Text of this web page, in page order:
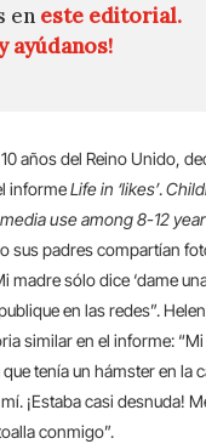
en este editorial.
ayúdanos!
años del Reino Unido,
informeLife in ‘likes’.
use among 8-12
sus padres compartían
madre sólo dice ‘dame
en las redes”.
similar en el informe:
tenía un hámster en la
¡Estaba casi desnuda!
conmigo”.